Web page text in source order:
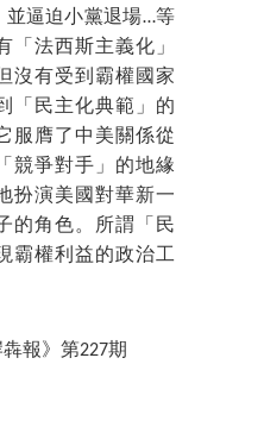
並逼迫小黨退場…等
「法西斯主義化」
沒有受到霸權國家
「民主化典範」的
服膺了中美關係從
競爭對手」的地緣
扮演美國對華新一
的角色。所謂「民
霸權利益的政治工
報》第227期